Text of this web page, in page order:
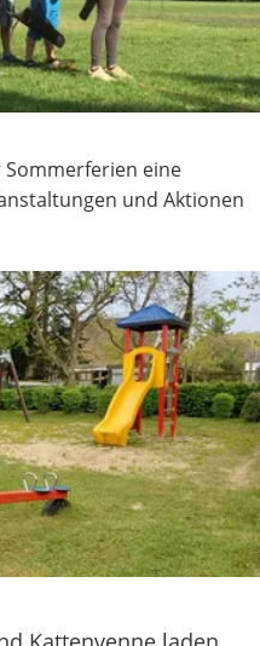
Sommerferien eine
und Aktionen